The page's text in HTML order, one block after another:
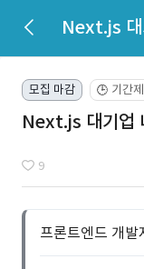
Next.js 대
모집 마감 🕒 기간제
Next.js 대기업
9
프론트엔드 개발